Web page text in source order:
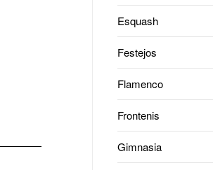
Esquash
Festejos
Flamenco
Frontenis
Gimnasia